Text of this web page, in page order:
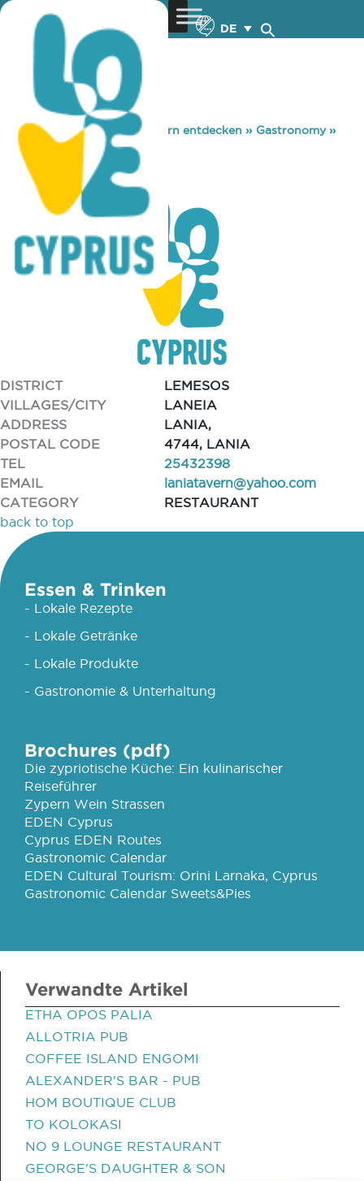
DE
You are here: Home »Zypern entdecken » Gastronomy»
LANIA TAVERN
LANIA TAVERN
DISTRICT
LEMESOS
VILLAGES/CITY
LANEIA
ADDRESS
LANIA,
POSTAL CODE
4744, LANIA
TEL
25432398
EMAIL
laniatavern@yahoo.com
CATEGORY
RESTAURANT
back to top
Essen & Trinken
- Lokale Rezepte
- Lokale Getränke
- Lokale Produkte
- Gastronomie & Unterhaltung
Brochures (pdf)
Die zypriotische Küche: Ein kulinarischer
Reiseführer
Zypern Wein Strassen
EDEN Cyprus
Cyprus EDEN Routes
Gastronomic Calendar
EDEN Cultural Tourism: Orini Larnaka, Cyprus
Gastronomic Calendar Sweets&Pies
Verwandte Artikel
ETHA OPOS PALIA
ALLOTRIA PUB
COFFEE ISLAND ENGOMI
ALEXANDER'S BAR - PUB
HOM BOUTIQUE CLUB
TO KOLOKASI
NO 9 LOUNGE RESTAURANT
GEORGE'S DAUGHTER & SON